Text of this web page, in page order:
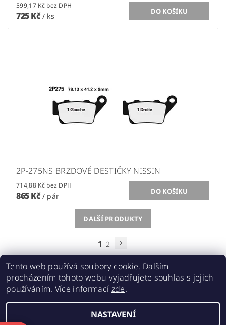
599,17 Kč bez DPH
725 Kč / ks
2P-275NS BRZDOVÉ DESTIČKY NISSIN
714,88 Kč bez DPH
865 Kč / pár
DALŠÍ PRODUKTY
1 2
Acebikes bezpečná přeprava, parkování motocyklů a skútrů
Tento web používá soubory cookie. Dalším
procházením tohoto webu vyjadřujete souhlas s jejich
používáním. Více informací zde.
NASTAVENÍ